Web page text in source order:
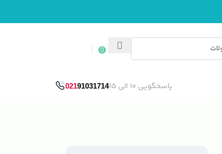
0
پاسخگویی 10 الی 15 02191031714